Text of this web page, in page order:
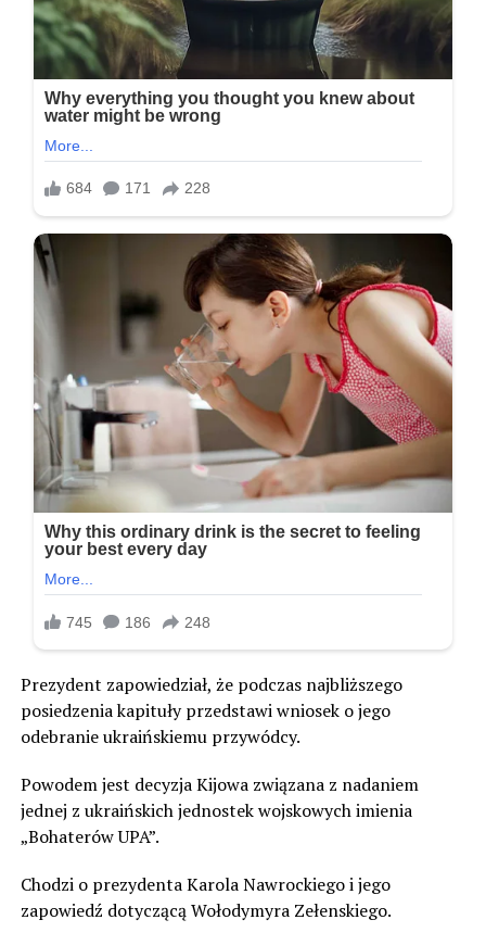
Prezydent zapowiedział, że podczas najbliższego
posiedzenia kapituły przedstawi wniosek o jego
odebranie ukraińskiemu przywódcy.
Powodem jest decyzja Kijowa związana z nadaniem
jednej z ukraińskich jednostek wojskowych imienia
„Bohaterów UPA”.
Chodzi o prezydenta Karola Nawrockiego i jego
zapowiedź dotyczącą Wołodymyra Zełenskiego.